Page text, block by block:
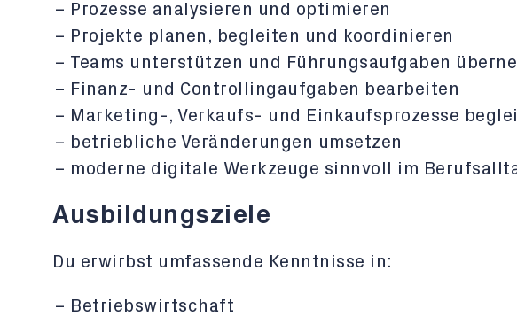
Prozesse analysieren und optimieren
Projekte planen, begleiten und koordinieren
Teams unterstützen und Führungsaufgaben
Finanz- und Controllingaufgaben bearbeiten
Marketing-, Verkaufs- und Einkaufsprozesse
betriebliche Veränderungen umsetzen
moderne digitale Werkzeuge sinnvoll im
Ausbildungsziele
Du erwirbst umfassende Kenntnisse in:
Betriebswirtschaft